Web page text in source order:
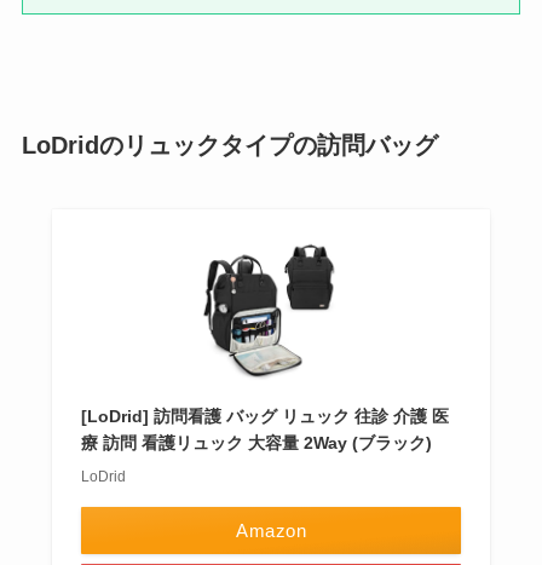
LoDridのリュックタイプの訪問バッグ
[LoDrid] 訪問看護 バッグ リュック 往診 介護 医
療 訪問 看護リュック 大容量 2Way (ブラック)
LoDrid
Amazon